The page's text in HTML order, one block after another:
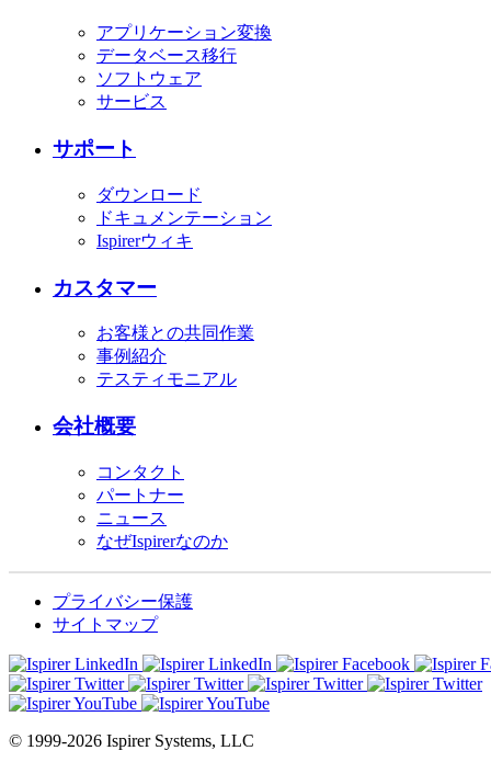
アプリケーション変換
データベース移行
ソフトウェア
サービス
サポート
ダウンロード
ドキュメンテーション
Ispirerウィキ
カスタマー
お客様との共同作業
事例紹介
テスティモニアル
会社概要
コンタクト
パートナー
ニュース
なぜIspirerなのか
プライバシー保護
サイトマップ
© 1999-2026 Ispirer Systems, LLC